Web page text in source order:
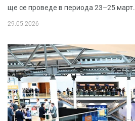
ще се проведе в периода 23–25 март.
29.05.2026